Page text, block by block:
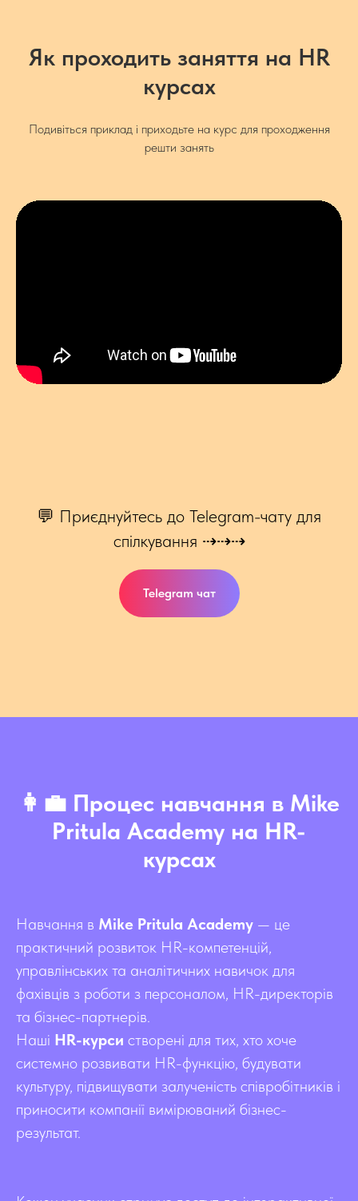
Як проходить заняття на HR
курсах
Подивіться приклад і приходьте на курс для проходження
решти занять
💬 Приєднуйтесь до Telegram-чату для
спілкування ⇢⇢⇢
Telegram чат
👩‍💼 Процес навчання в Mike
Pritula Academy на HR-
курсах
Навчання в Mike Pritula Academy — це
практичний розвиток HR-компетенцій,
управлінських та аналітичних навичок для
фахівців з роботи з персоналом, HR-директорів
та бізнес-партнерів.
Наші HR-курси створені для тих, хто хоче
системно розвивати HR-функцію, будувати
культуру, підвищувати залученість співробітників і
приносити компанії вимірюваний бізнес-
результат.